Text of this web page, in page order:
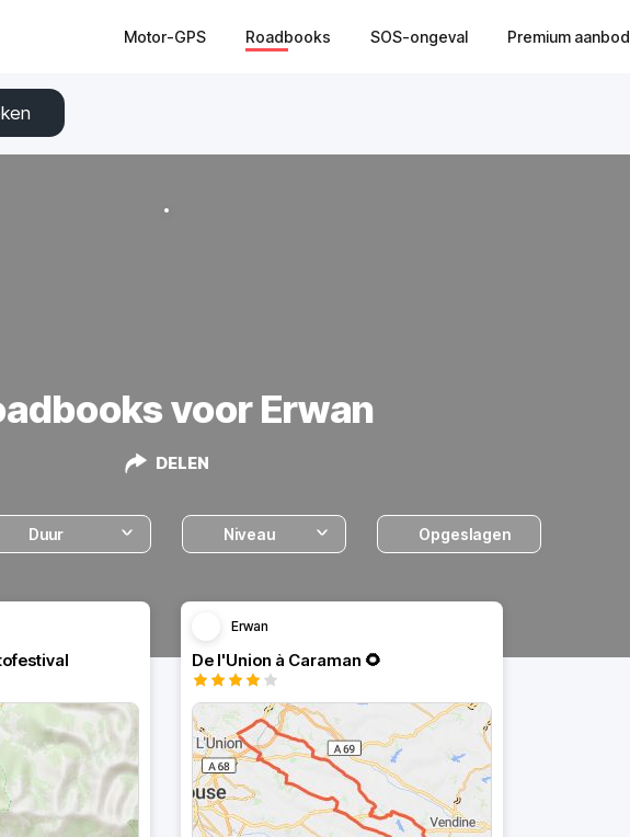
Motor-GPS Roadbooks SOS-ongeval Premium aanbod
voor Erwan
DELEN
Duur Niveau Opgeslagen
Erwan
De l'Union à Caraman 🌻